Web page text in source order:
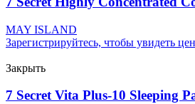
MAY ISLAND
Зарегистрируйтесь, чтобы увидеть
Закрыть
7 Secret Vita Plus-10 Sleeping